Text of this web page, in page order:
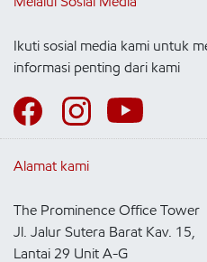
Ikuti sosial media kami untuk
informasi penting dari kami
Alamat kami
The Prominence Office Tower
Jl. Jalur Sutera Barat Kav. 15,
Lantai 29 Unit A-G